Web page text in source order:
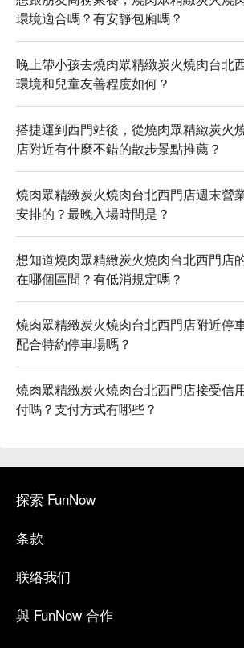
環境適合嗎？有安靜包廂嗎？
晚上帶小孩去燒肉眾精緻炭火燒肉台北
環境和兒童友善程度如何？
搭捷運到西門站後，從燒肉眾精緻炭火
店附近有什麼不錯的散步景點推薦？
燒肉眾精緻炭火燒肉台北西門店週末營
安排的？最晚入場時間是？
想知道燒肉眾精緻炭火燒肉台北西門店
在哪個區間？有低消規定嗎？
燒肉眾精緻炭火燒肉台北西門店附近停
配合特約停車場嗎？
燒肉眾精緻炭火燒肉台北西門店接受信
付嗎？支付方式有哪些？
探索 FunNow
条款
联络我们
與 FunNow 合作